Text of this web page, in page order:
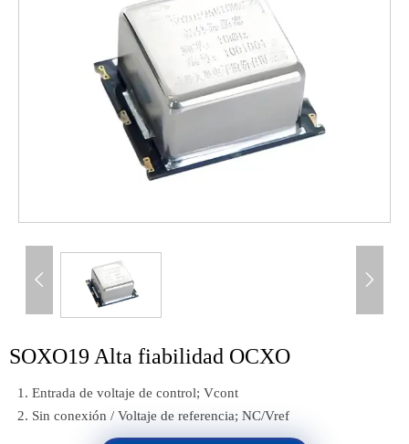
 
SOXO19 Alta fiabilidad OCXO
1. Entrada de voltaje de control; Vcont
2. Sin conexión / Voltaje de referencia; NC/Vref